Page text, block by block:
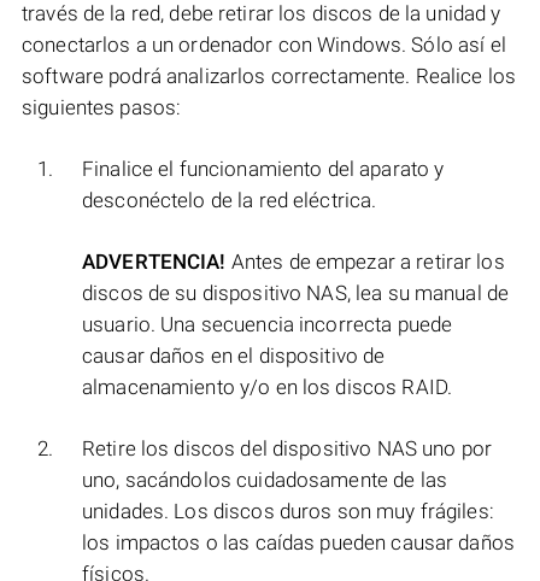
través de la red, debe retirar los discos de la unidad y
conectarlos a un ordenador con Windows. Sólo así el
software podrá analizarlos correctamente. Realice los
siguientes pasos:
Finalice el funcionamiento del aparato y
desconéctelo de la red eléctrica.
ADVERTENCIA! Antes de empezar a retirar los
discos de su dispositivo NAS, lea su manual de
usuario. Una secuencia incorrecta puede
causar daños en el dispositivo de
almacenamiento y/o en los discos RAID.
Retire los discos del dispositivo NAS uno por
uno, sacándolos cuidadosamente de las
unidades. Los discos duros son muy frágiles:
los impactos o las caídas pueden causar daños
físicos.